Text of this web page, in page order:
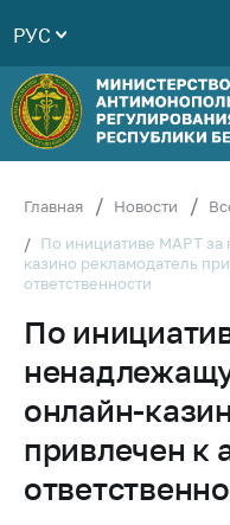
Руководство
Структура
Министерства
деятельность
Общественно-
совет
РУС
Главная Новости
По инициативе МАРТ
казино рекламодатель
ответственности
По
онлайн-
привлечен к